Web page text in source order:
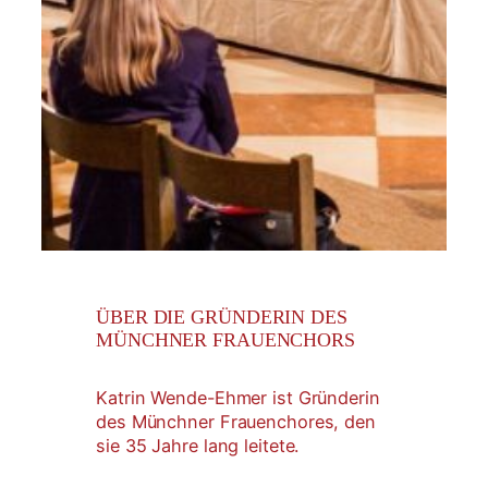
ÜBER DIE GRÜNDERIN DES
MÜNCHNER FRAUENCHORS
Katrin Wende-Ehmer ist Gründerin
des Münchner Frauenchores, den
sie 35 Jahre lang leitete.